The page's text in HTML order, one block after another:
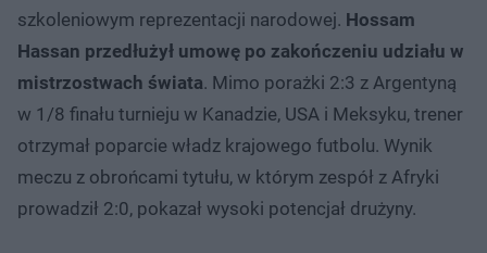
szkoleniowym reprezentacji narodowej. Hossam
Hassan przedłużył umowę po zakończeniu udziału w
mistrzostwach świata. Mimo porażki 2:3 z Argentyną
w 1/8 finału turnieju w Kanadzie, USA i Meksyku, trener
otrzymał poparcie władz krajowego futbolu. Wynik
meczu z obrońcami tytułu, w którym zespół z Afryki
prowadził 2:0, pokazał wysoki potencjał drużyny.